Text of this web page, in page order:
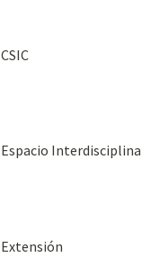
CSIC
Espacio
Extensión